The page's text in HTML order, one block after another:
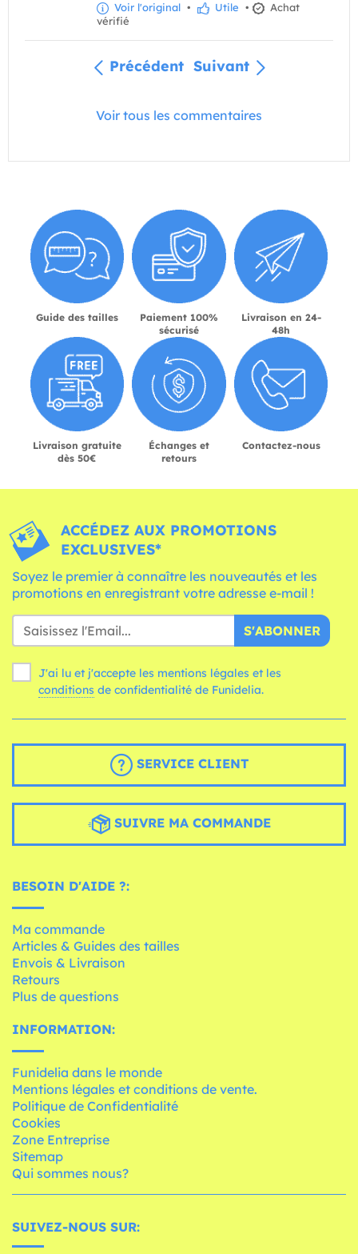
Voir l'original • Utile •
Achat
vérifié
Précédent Suivant
Voir tous les commentaires
Guide des tailles
Paiement 100%
sécurisé
Livraison en 24-
48h
Livraison gratuite
dès 50€
Échanges et
retours
Contactez-nous
ACCÉDEZ AUX PROMOTIONS
EXCLUSIVES*
Soyez le premier à connaître les nouveautés et les
promotions en enregistrant votre adresse e-mail !
S'ABONNER
J'ai lu et j'accepte les mentions légales et les
conditions de confidentialité de Funidelia.
SERVICE CLIENT
SUIVRE MA COMMANDE
BESOIN D'AIDE ?:
Ma commande
Articles & Guides des tailles
Envois & Livraison
Retours
Plus de questions
INFORMATION:
Funidelia dans le monde
Mentions légales et conditions de vente.
Politique de Confidentialité
Cookies
Zone Entreprise
Sitemap
Qui sommes nous?
SUIVEZ-NOUS SUR: